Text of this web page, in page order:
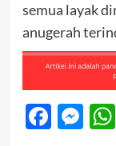
semua layak
anugerah